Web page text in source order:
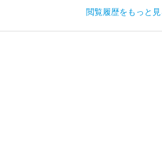
閲覧履歴をもっと見